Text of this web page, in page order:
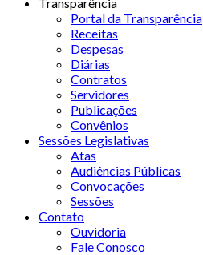
Portal da Transparência
Receitas
Despesas
Diárias
Contratos
Servidores
Publicações
Convênios
Sessões Legislativas
Atas
Audiências Públicas
Convocações
Sessões
Contato
Ouvidoria
Fale Conosco